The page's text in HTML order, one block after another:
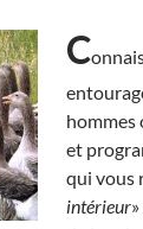
C
hommes
et
qui vous
intérieur